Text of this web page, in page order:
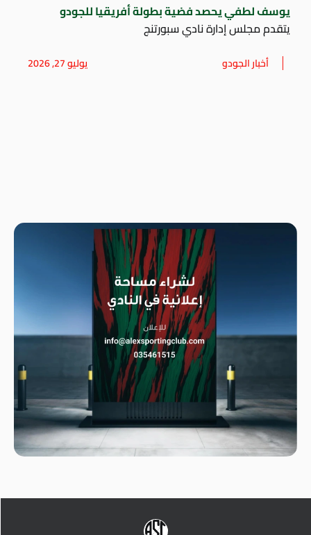
يوسف لطفي يحصد فضية بطولة أفريقيا للجودو
يتقدم مجلس إدارة نادي سبورتنج
أخبار الجودو يوليو 27, 2026